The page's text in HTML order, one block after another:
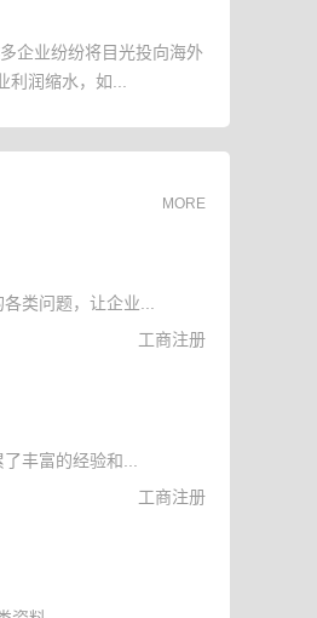
企业纷纷将目光投向海外
润缩水，如...
MORE
类问题，让企业...
工商注册
丰富的经验和...
工商注册